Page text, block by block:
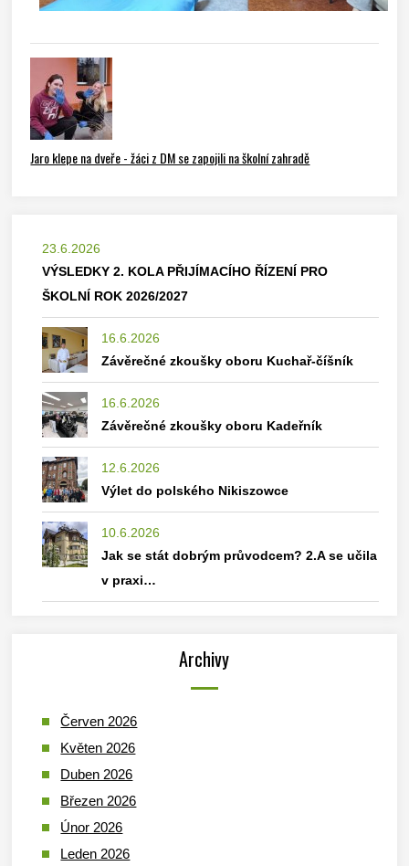
Jaro klepe na dveře - žáci z DM se zapojili na školní zahradě
23.6.2026
VÝSLEDKY 2. KOLA PŘIJÍMACÍHO ŘÍZENÍ PRO
ŠKOLNÍ ROK 2026/2027
16.6.2026
Závěrečné zkoušky oboru Kuchař-číšník
16.6.2026
Závěrečné zkoušky oboru Kadeřník
12.6.2026
Výlet do polského Nikiszowce
10.6.2026
Jak se stát dobrým průvodcem? 2.A se učila
v praxi…
Archivy
Červen 2026
Květen 2026
Duben 2026
Březen 2026
Únor 2026
Leden 2026